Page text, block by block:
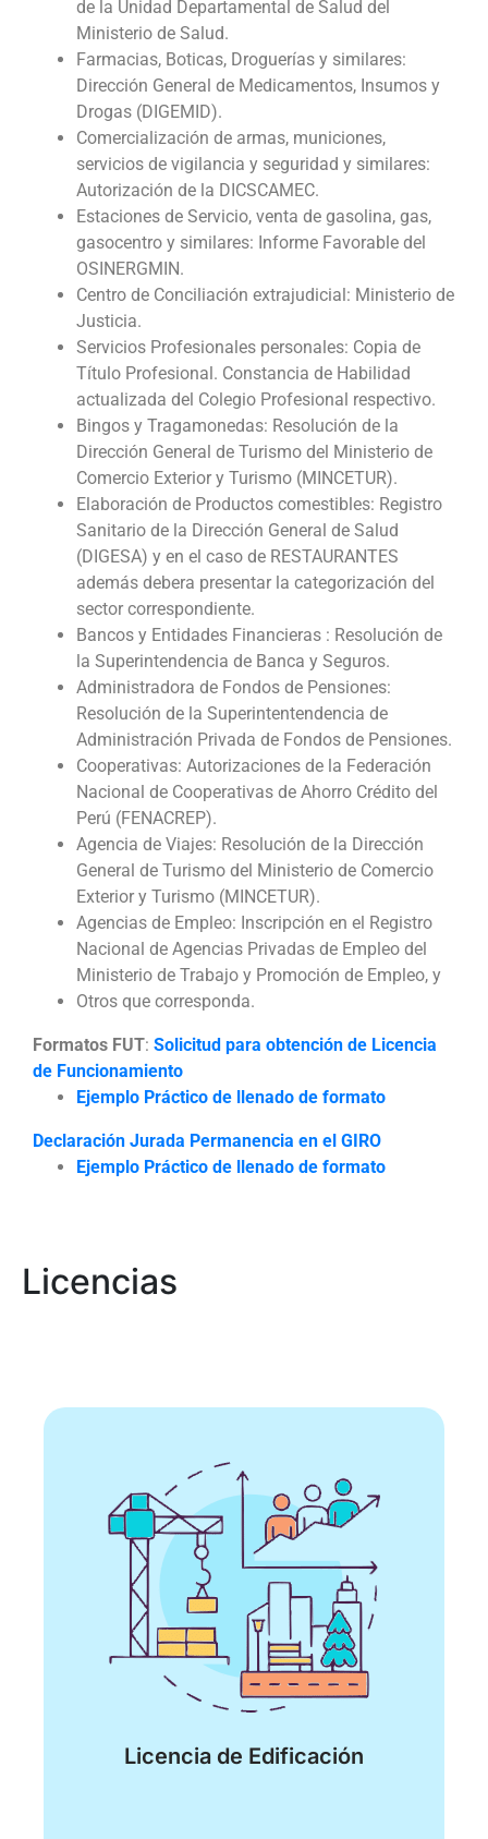
de la Unidad Departamental de Salud del
Ministerio de Salud.
Farmacias, Boticas, Droguerías y similares:
Dirección General de Medicamentos, Insumos y
Drogas (DIGEMID).
Comercialización de armas, municiones,
servicios de vigilancia y seguridad y similares:
Autorización de la DICSCAMEC.
Estaciones de Servicio, venta de gasolina, gas,
gasocentro y similares: Informe Favorable del
OSINERGMIN.
Centro de Conciliación extrajudicial: Ministerio de
Justicia.
Servicios Profesionales personales: Copia de
Título Profesional. Constancia de Habilidad
actualizada del Colegio Profesional respectivo.
Bingos y Tragamonedas: Resolución de la
Dirección General de Turismo del Ministerio de
Comercio Exterior y Turismo (MINCETUR).
Elaboración de Productos comestibles: Registro
Sanitario de la Dirección General de Salud
(DIGESA) y en el caso de RESTAURANTES
además debera presentar la categorización del
sector correspondiente.
Bancos y Entidades Financieras : Resolución de
la Superintendencia de Banca y Seguros.
Administradora de Fondos de Pensiones:
Resolución de la Superintentendencia de
Administración Privada de Fondos de Pensiones.
Cooperativas: Autorizaciones de la Federación
Nacional de Cooperativas de Ahorro Crédito del
Perú (FENACREP).
Agencia de Viajes: Resolución de la Dirección
General de Turismo del Ministerio de Comercio
Exterior y Turismo (MINCETUR).
Agencias de Empleo: Inscripción en el Registro
Nacional de Agencias Privadas de Empleo del
Ministerio de Trabajo y Promoción de Empleo, y
Otros que corresponda.
Formatos FUT: Solicitud para obtención de Licencia
de Funcionamiento
Ejemplo Práctico de llenado de formato
Declaración Jurada Permanencia en el GIRO
Ejemplo Práctico de llenado de formato
Licencias
Licencia de Edificación